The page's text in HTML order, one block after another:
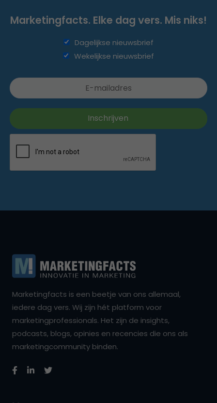
Marketingfacts. Elke dag vers. Mis niks!
Dagelijkse nieuwsbrief
Wekelijkse nieuwsbrief
Marketingfacts is een beetje van ons allemaal,
iedere dag vers. Wij zijn hét platform voor
marketingprofessionals. Het zijn de insights,
podcasts, blogs, opinies en recencies die ons als
marketingcommunity binden.